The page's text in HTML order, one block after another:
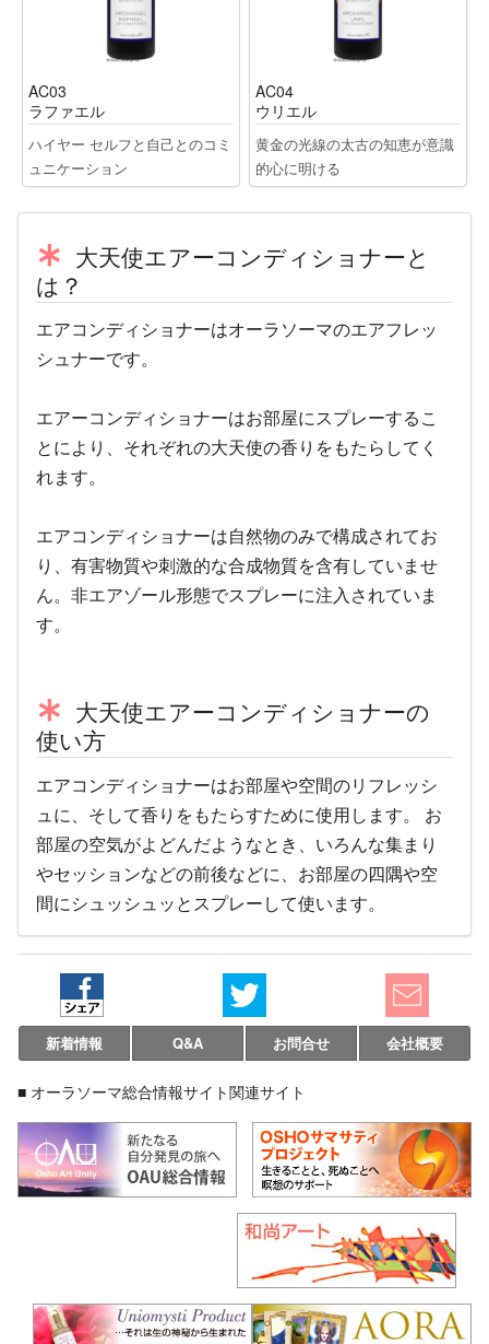
AC03
ラファエル
ハイヤー セルフと自己とのコミ
ュニケーション
AC04
ウリエル
黄金の光線の太古の知恵が意識
的心に明ける
大天使エアーコンディショナーと
は？
エアコンディショナーはオーラソーマのエアフレッ
シュナーです。
エアーコンディショナーはお部屋にスプレーするこ
とにより、それぞれの大天使の香りをもたらしてく
れます。
エアコンディショナーは自然物のみで構成されてお
り、有害物質や刺激的な合成物質を含有していませ
ん。非エアゾール形態でスプレーに注入されていま
す。
大天使エアーコンディショナーの
使い方
エアコンディショナーはお部屋や空間のリフレッシ
ュに、そして香りをもたらすために使用します。 お
部屋の空気がよどんだようなとき、いろんな集まり
やセッションなどの前後などに、お部屋の四隅や空
間にシュッシュッとスプレーして使います。
新着情報 Q&A お問合せ 会社概要
■ オーラソーマ総合情報サイト関連サイト